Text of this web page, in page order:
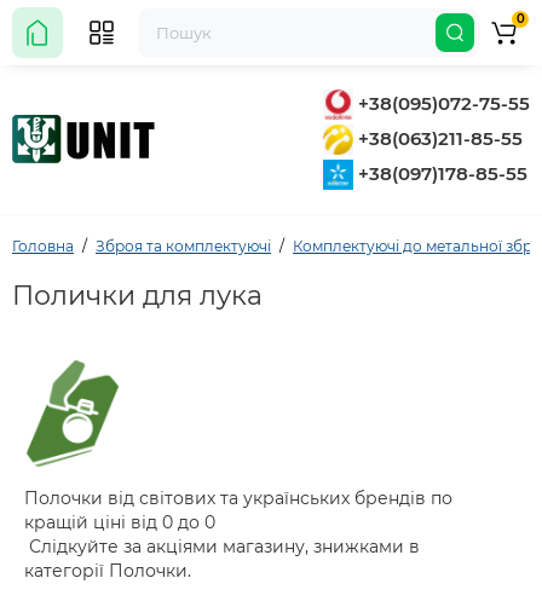
+38(095)072-75-55
+38(063)211-85-55
+38(097)178-85-55
0
Головна Зброя та комплектуючі Комплектуючі до метальної
Полички для лука
Полочки від світових та українських брендів по
кращій ціні від 0 до 0
Слідкуйте за акціями магазину, знижками в
категорії Полочки.